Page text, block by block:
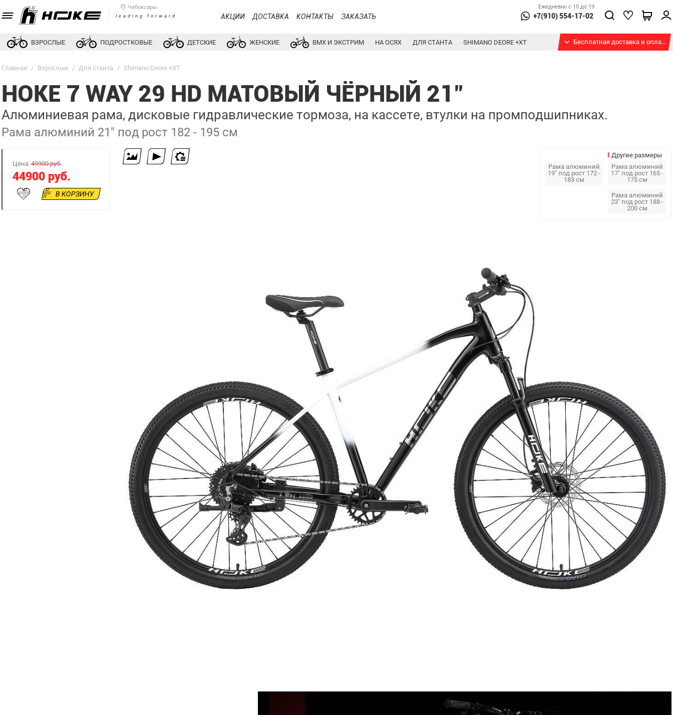
Чебоксары
leading forward АКЦИИ ДОСТАВКА КОНТАКТЫ ЗАКАЗАТЬ
Ежедневно с 10 до 19
+7(910) 554-17-02
ВЗРОСЛЫЕ ПОДРОСТКОВЫЕ ДЕТСКИЕ ЖЕНСКИЕ BMX И ЭКСТРИМ НА ОСЯХ ДЛЯ СТАНТА SHIMANO DEORE +XT Бесплатная доставка и оплата при получении
Главная / Взрослые / Для станта / Shimano Deore +XT
HOKE 7 WAY 29 HD МАТОВЫЙ ЧЁРНЫЙ 21"
Алюминиевая рама, дисковые гидравлические тормоза, на кассете, втулки на промподшипниках.
Рама алюминий 21" под рост 182 - 195 см
Цена 49900 руб.
44900 руб.
В КОРЗИНУ
Другие размеры
Рама алюминий
17" под рост 165 -
175 см
Рама алюминий
19" под рост 172 -
183 см
Рама алюминий
23" под рост 188 -
200 см